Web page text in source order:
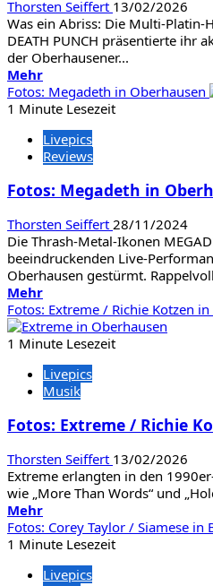
Thorsten Seiffert 13/02/2026
Was ein Abriss: Die Multi-Platin-
DEATH PUNCH präsentierte ihr
der Oberhausener...
MehrMehr
Informationen
über
Five
Finger
Punch
Oberhausen
Fotos: Megadeth in Oberhausen
1 Minute Lesezeit
Livepics
Reviews
Fotos: Megadeth in
Thorsten Seiffert 28/11/2024
Die Thrash-Metal-Ikonen
beeindruckenden Live-
Oberhausen gestürmt.
MehrMehr
Informationen
über
Fotos:
in
Oberhausen
Fotos: Extreme / Richie Kotzen
1 Minute Lesezeit
Livepics
Musik
Fotos: Extreme / Richie
Thorsten Seiffert 13/02/2026
Extreme erlangten in den
wie „More Than Words“ und
MehrMehr
Informationen
über
Extreme
Fotos: Corey Taylor / Siamese in
1 Minute Lesezeit
Livepics